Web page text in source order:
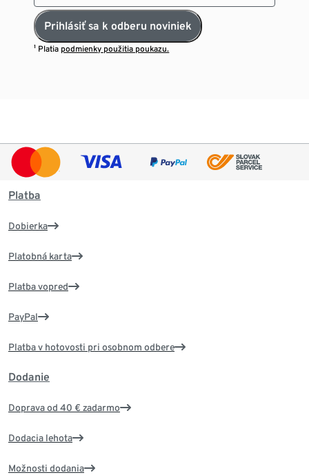
Prihlásiť sa k odberu noviniek
¹ Platia podmienky použitia poukazu.
Platba
Dobierka
Platobná karta
Platba vopred
PayPal
Platba v hotovosti pri osobnom odbere
Dodanie
Doprava od 40 € zadarmo
Dodacia lehota
Možnosti dodania